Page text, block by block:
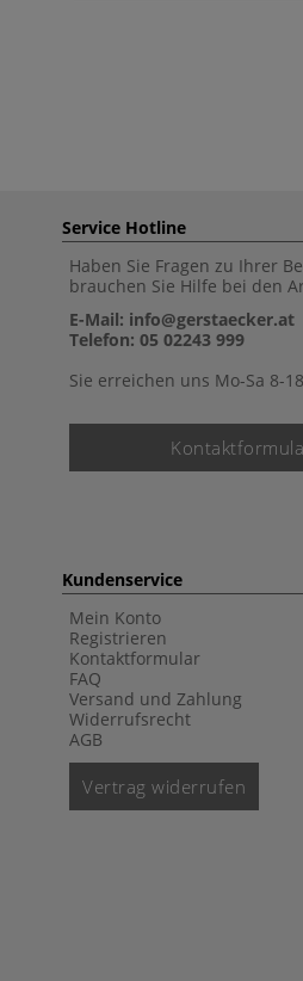
Service Hotline
Haben Sie Fragen zu Ihrer
brauchen Sie Hilfe bei den
E-Mail: info@gerstaecker.at
Telefon: 05 02243 999
Sie erreichen uns Mo-Sa 8-
Kundenservice
Mein Konto
Registrieren
Kontaktformular
FAQ
Versand und Zahlung
Widerrufsrecht
AGB
Vertrag widerrufen